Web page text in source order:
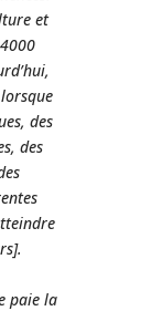
et
des
des
paie la